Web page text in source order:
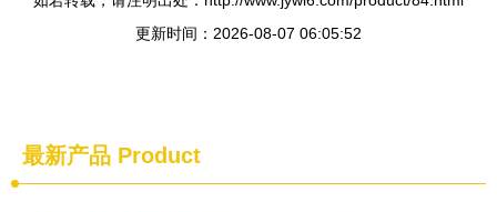
更新时间：2026-08-07 06:05:52
最新产品 Product